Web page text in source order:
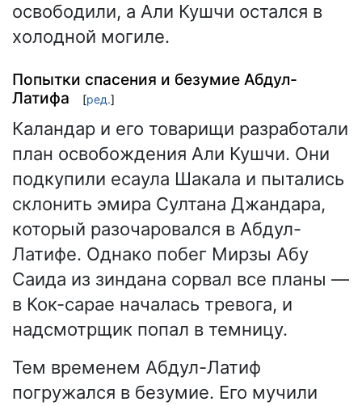
освободили, а Али Кушчи остался в
холодной могиле.
Попытки спасения и безумие Абдул-
Латифа
[ред.]
Каландар и его товарищи разработали
план освобождения Али Кушчи. Они
подкупили есаула Шакала и пытались
склонить эмира Султана Джандара,
который разочаровался в Абдул-
Латифе. Однако побег Мирзы Абу
Саида из зиндана сорвал все планы —
в Кок-сарае началась тревога, и
надсмотрщик попал в темницу.
Тем временем Абдул-Латиф
погружался в безумие. Его мучили